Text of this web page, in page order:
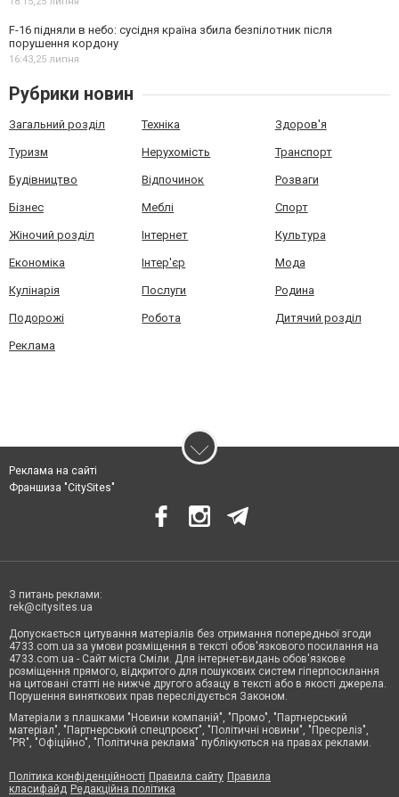
F-16 підняли в небо: сусідня країна збила безпілотник після
порушення кордону
16:43,25 липня
Рубрики новин
Загальний розділ Техніка Здоров'я
Туризм Нерухомість Транспорт
Будівництво Відпочинок Розваги
Бізнес Меблі Спорт
Жіночий розділ Інтернет Культура
Економіка Інтер'єр Мода
Кулінарія Послуги Родина
Подорожі Робота Дитячий розділ
Реклама
Реклама на сайті
Франшиза "CitySites"
З питань реклами:
rek@citysites.ua
Допускається цитування матеріалів без отримання попередньої згоди
4733.com.ua за умови розміщення в тексті обов'язкового посилання на
4733.com.ua - Сайт міста Сміли. Для інтернет-видань обов'язкове
розміщення прямого, відкритого для пошукових систем гіперпосилання
на цитовані статті не нижче другого абзацу в тексті або в якості джерела.
Порушення виняткових прав переслідується Законом.
Матеріали з плашками "Новини компаній", "Промо", "Партнерський
матеріал", "Партнерський спецпроєкт", "Політичні новини", "Пресреліз",
"PR", "Офіційно", "Політична реклама" публікуються на правах реклами.
Політика конфіденційності Правила сайту Правила
класифайд Редакційна політика